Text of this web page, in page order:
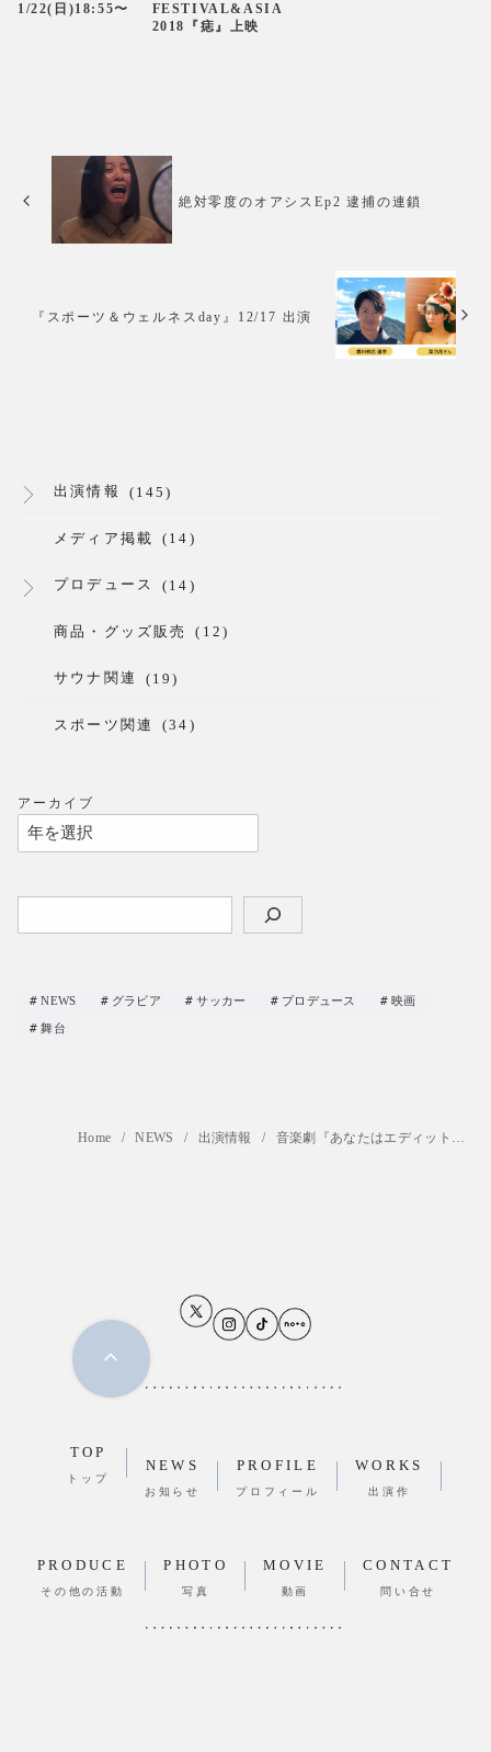
1/22(日)18:55〜
FESTIVAL&ASIA
2018『痣』上映
絶対零度のオアシスEp2 逮捕の連鎖
『スポーツ＆ウェルネスday』12/17 出演
出演情報 (145)
メディア掲載 (14)
プロデュース (14)
商品・グッズ販売 (12)
サウナ関連 (19)
スポーツ関連 (34)
アーカイブ
NEWS グラビア サッカー プロデュース 映画
舞台
Home NEWS 出演情報 音楽劇『あなたはエディット・ピアフを知っていますか？』12/16,27,28
TOP
トップ
NEWS
お知らせ
PROFILE
プロフィール
WORKS
出演作
PRODUCE
その他の活動
PHOTO
写真
MOVIE
動画
CONTACT
問い合せ